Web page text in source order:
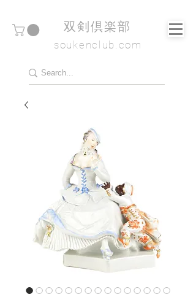
​双剣倶楽部
soukenclub.com